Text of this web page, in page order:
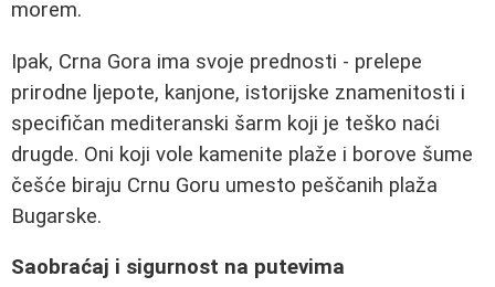
morem.
Ipak, Crna Gora ima svoje prednosti - prelepe
prirodne ljepote, kanjone, istorijske znamenitosti i
specifičan mediteranski šarm koji je teško naći
drugde. Oni koji vole kamenite plaže i borove šume
češće biraju Crnu Goru umesto peščanih plaža
Bugarske.
Saobraćaj i sigurnost na putevima